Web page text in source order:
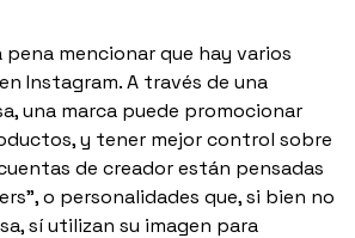
pena mencionar que hay varios
Instagram. A través de una
una marca puede promocionar
y tener mejor control sobre
de creador están pensadas
o personalidades que, si bien no
sí utilizan su imagen para